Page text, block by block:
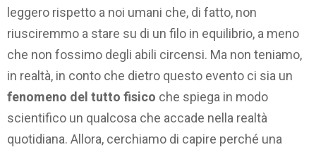
leggero rispetto a noi umani che, di fatto, non
riusciremmo a stare su di un filo in equilibrio, a meno
che non fossimo degli abili circensi. Ma non teniamo,
in realtà, in conto che dietro questo evento ci sia un
fenomeno del tutto fisico che spiega in modo
scientifico un qualcosa che accade nella realtà
quotidiana. Allora, cerchiamo di capire perché una